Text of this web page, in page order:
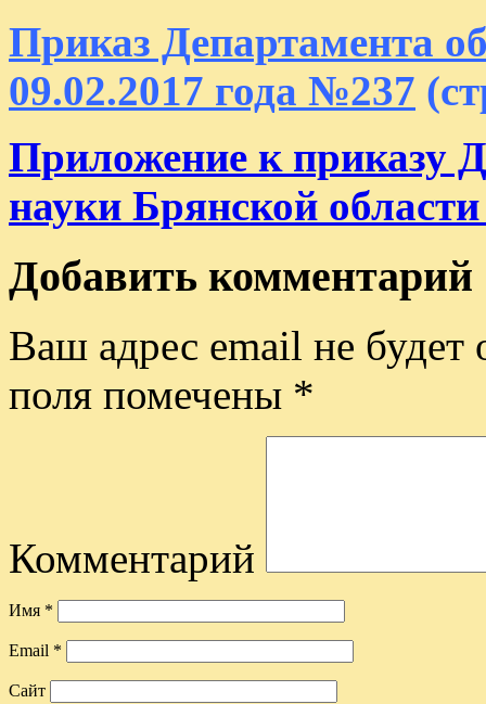
Приказ Департамента
09.02.2017 года №237
Приложение к приказу
науки Брянской
Добавить комментарий
Ваш адрес email не будет
поля помечены *
Комментарий
Имя *
Email *
Сайт